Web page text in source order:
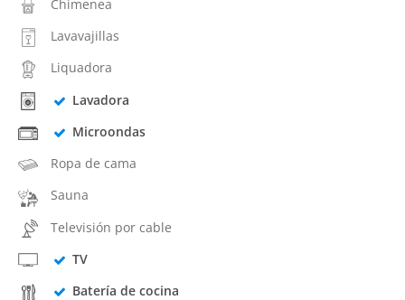
Chimenea
Lavavajillas
Liquadora
Lavadora
Microondas
Ropa de cama
Sauna
Televisión por cable
TV
Batería de cocina